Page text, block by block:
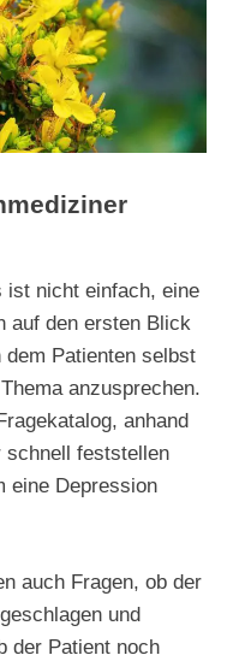
ist nicht einfach, eine
auf den ersten Blick
Patienten selbst
anzusprechen.
anhand
schnell feststellen
eine Depression
auch Fragen, ob der
und
der Patient noch